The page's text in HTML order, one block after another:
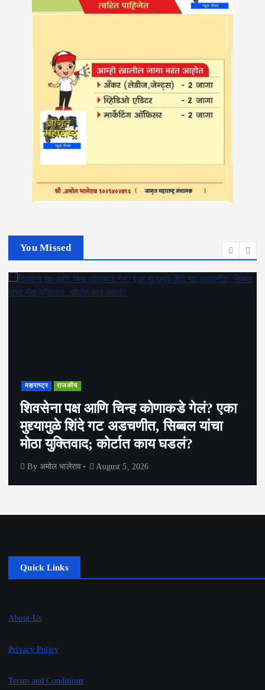
You Missed
महाराष्ट्र राजकीय
शिवसेना पक्ष आणि चिन्ह कोणाकडे गेलं? एका
मुद्द्यामुळे शिंदे गट अडचणीत, सिब्बल यांचा
मोठा युक्तिवाद; कोर्टात काय घडलं?
By अमोल भालेराव August 5, 2026
Quick Links
About-Us
Privacy Policy
Terms and Conditions